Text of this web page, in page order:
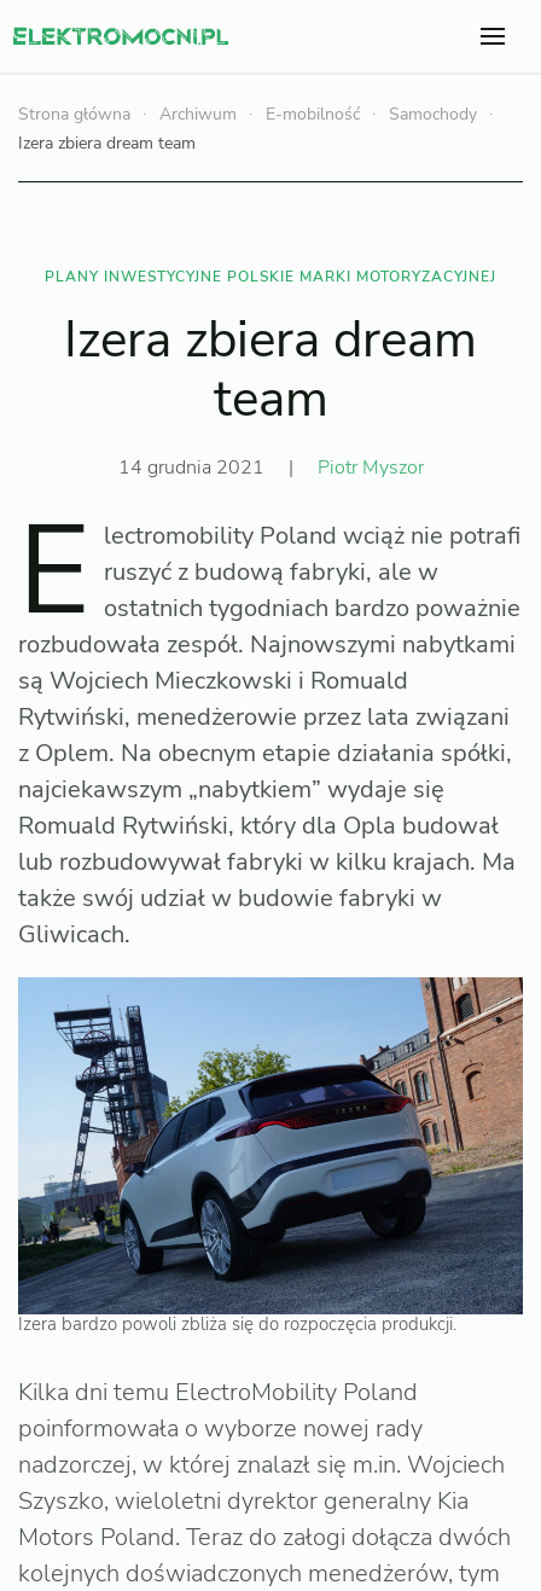
Strona główna Archiwum E-mobilność
Samochody
Izera zbiera dream team
PLANY INWESTYCYJNE POLSKIE MARKI MOTORYZACYJNEJ
Izera zbiera dream
team
14 grudnia 2021 | Piotr Myszor
E
lectromobility Poland wciąż nie potrafi
ruszyć z budową fabryki, ale w
ostatnich tygodniach bardzo poważnie
rozbudowała zespół. Najnowszymi nabytkami
są Wojciech Mieczkowski i Romuald
Rytwiński, menedżerowie przez lata związani
z Oplem. Na obecnym etapie działania spółki,
najciekawszym „nabytkiem” wydaje się
Romuald Rytwiński, który dla Opla budował
lub rozbudowywał fabryki w kilku krajach. Ma
także swój udział w budowie fabryki w
Gliwicach.
Izera bardzo powoli zbliża się do rozpoczęcia produkcji.
Kilka dni temu ElectroMobility Poland
poinformowała o wyborze nowej rady
nadzorczej, w której znalazł się m.in. Wojciech
Szyszko, wieloletni dyrektor generalny Kia
Motors Poland. Teraz do załogi dołącza dwóch
kolejnych doświadczonych menedżerów, tym